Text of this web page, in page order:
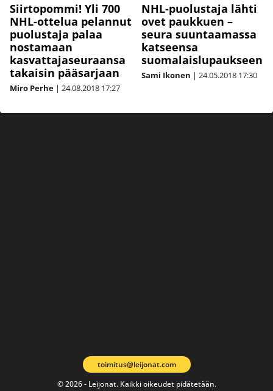
Siirtopommi! Yli 700
NHL-ottelua pelannut
puolustaja palaa
nostamaan
kasvattajaseuraansa
takaisin pääsarjaan
Miro Perhe | 24.08.2018 17:27
NHL-puolustaja lähti
ovet paukkuen –
seura suuntaamassa
katseensa
suomalaislupaukseen
Sami Ikonen | 24.05.2018 17:30
© 2026 - Leijonat. Kaikki oikeudet pidätetään.
toimitus@leijonat.com